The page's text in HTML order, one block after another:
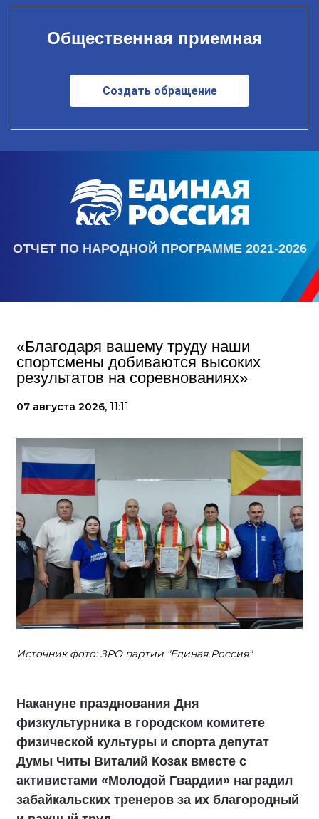
Общественная приемная
Создать обращение
ОТЧЕТ ПО НАРОДНОЙ ПРОГРАММЕ 2021-2026
«Благодаря вашему труду наши
спортсмены добиваются высоких
результатов на соревнованиях»
07 августа 2026, 11:11
Источник фото: ЗРО партии "Единая Россия"
Накануне празднования Дня
физкультурника в городском комитете
физической культуры и спорта депутат
Думы Читы Виталий Козак вместе с
активистами «Молодой Гвардии» наградил
забайкальских тренеров за их благородный